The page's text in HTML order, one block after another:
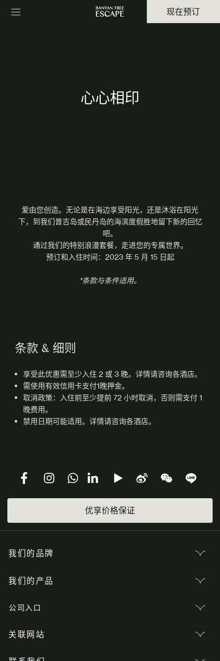
现在预订
心心相印
爱由您创造。无论是在海边享受阳光，还是沐浴在阳光
下，到我们普吉岛或民丹岛的海滨度假胜地留下新的回忆
吧。
通过我们的特别浪漫套餐，走进您的专属世界。
预订和入住时间：2023 年 5 月 15 日起
*条款与条件适用。
条款 & 细则
享受此优惠需至少入住 2 或 3 晚。详情请咨询各酒店。
需使用有效信用卡支付1晚押金。
取消政策：入住前至少提前 72 小时取消，否则需支付 1
晚费用。
禁用日期可能适用。详情请咨询各酒店。
优享价格保证
我们的品牌
我们的产品
公司入口
关联网站